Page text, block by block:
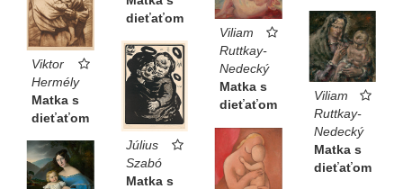
dieťaťom
Viktor
Hermély
Matka s
dieťaťom
Viliam
Ruttkay-
Nedecký
Matka s
dieťaťom
Viliam
Ruttkay-
Nedecký
Matka s
dieťaťom
Július
Szabó
Matka s